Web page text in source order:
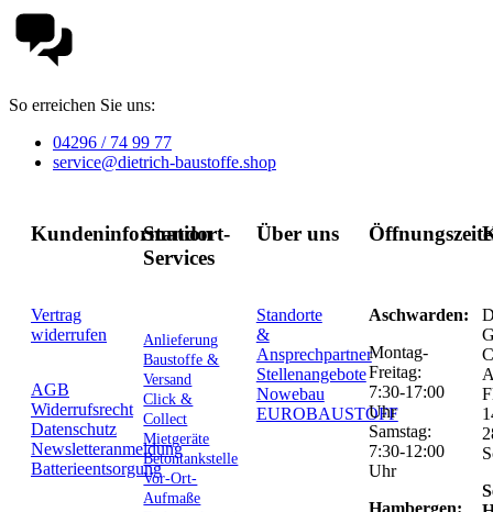
So erreichen Sie uns:
04296 / 74 99 77
service@dietrich-baustoffe.shop
Kundeninformation
Vertrag
widerrufen
AGB
Widerrufsrecht
Datenschutz
Newsletteranmeldung
Batterieentsorgung
Standort-
Services
Anlieferung
Baustoffe &
Versand
Click &
Collect
Mietgeräte
Betontankstelle
Vor-Ort-
Aufmaße
Über uns
Standorte
&
Ansprechpartner
Stellenangebote
Nowebau
EUROBAUSTOFF
Aschwarden:
Montag-
Freitag:
7:30-17:00
Uhr
Samstag:
7:30-12:00
Uhr